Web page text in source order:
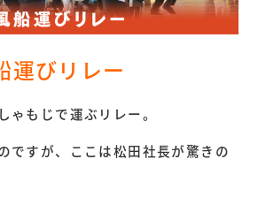
運びリレー
ゃもじで運ぶリレー。
ですが、ここは松田社長が驚きの